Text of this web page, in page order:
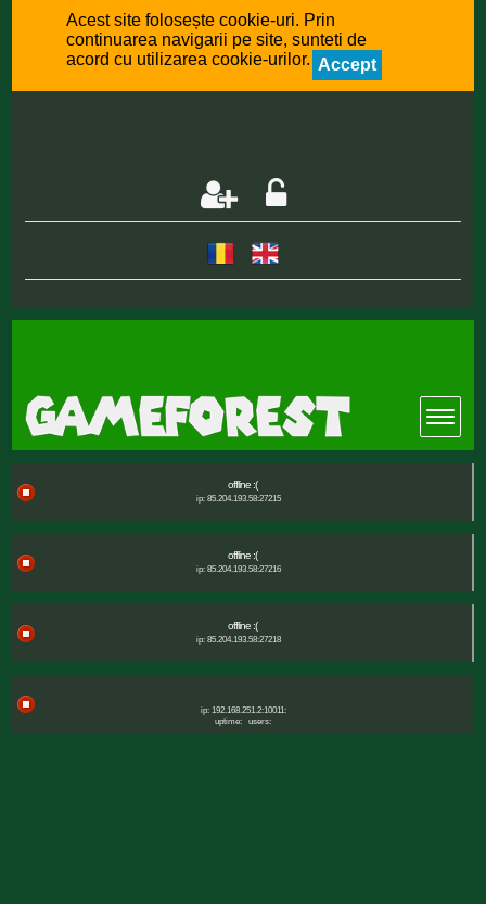
Acest site folosește cookie-uri. Prin
continuarea navigarii pe site, sunteti de
acord cu utilizarea cookie-urilor. Accept
offline :(
ip: 85.204.193.58:27215
offline :(
ip: 85.204.193.58:27216
offline :(
ip: 85.204.193.58:27218
ip: 192.168.251.2:10011:
uptime:
users: